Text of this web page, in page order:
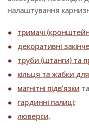
налаштування
тримачі
декоративні
труби (штанги) та
кільця та жабки
магнітні підв’язки та
гардинні палиці;
люверси.